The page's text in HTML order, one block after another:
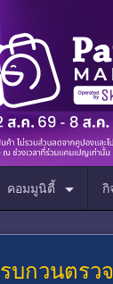
คอมมูนิตี้ กิ
รบกวนตรว